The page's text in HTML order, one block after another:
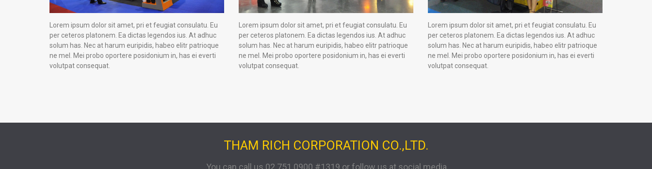
Lorem ipsum dolor sit amet, pri et feugiat consulatu. Eu
per ceteros platonem. Ea dictas legendos ius. At adhuc
solum has. Nec at harum euripidis, habeo elitr patrioque
ne mel. Mei probo oportere posidonium in, has ei everti
volutpat consequat.
Lorem ipsum dolor sit amet, pri et feugiat consulatu. Eu
per ceteros platonem. Ea dictas legendos ius. At adhuc
solum has. Nec at harum euripidis, habeo elitr patrioque
ne mel. Mei probo oportere posidonium in, has ei everti
volutpat consequat.
Lorem ipsum dolor sit amet, pri et feugiat consulatu. Eu
per ceteros platonem. Ea dictas legendos ius. At adhuc
solum has. Nec at harum euripidis, habeo elitr patrioque
ne mel. Mei probo oportere posidonium in, has ei everti
volutpat consequat.
THAM RICH CORPORATION CO.,LTD.
You can call us 02 751 0900 #1319 or follow us at social media.